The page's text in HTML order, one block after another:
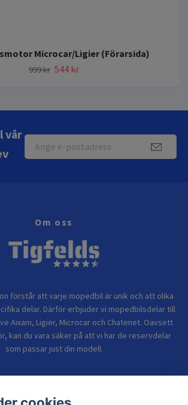
Microcar/Ligier (Förarsida)
999 kr 544 kr
vår
Om oss
förstår att varje mopedbil är unik och att olika
delar. Därför erbjuder vi mopedbilsdelar till
Aixam, Ligier, Microcar och Chatenet. Oavsett
kan du vara säker på att vi har de reservdelar
som passar just din modell.